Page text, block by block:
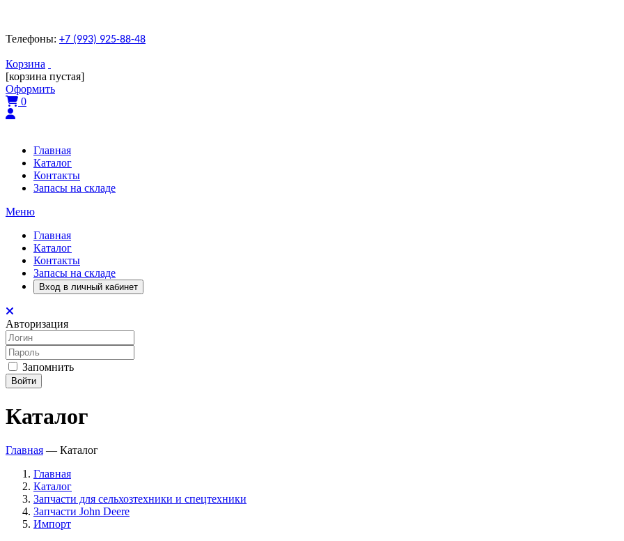
Телефоны: +7 (993) 925-88-48
Корзина
[корзина пустая]
Оформить
0
Главная
Каталог
Контакты
Запасы на складе
Меню
Главная
Каталог
Контакты
Запасы на складе
Вход в личный кабинет
Авторизация
Запомнить
Войти
Каталог
Главная — Каталог
Главная
Каталог
Запчасти для сельхозтехники и спецтехники
Запчасти John Deere
Импорт